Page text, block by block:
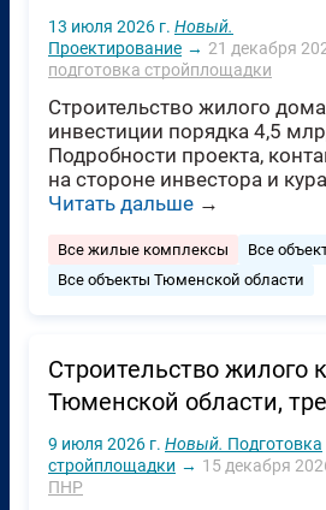
13 июля 2026 г. Новый.
Проектирование → 21 декабря
подготовка стройплощадки
Строительство жилого
инвестиции порядка 4,5
Подробности проекта,
на стороне инвестора и
Читать дальше →
Все жилые комплексы
Все
Все объекты Тюменской области
Строительство жилого
Тюменской области,
9 июля 2026 г. Новый. Подготовка
стройплощадки → 15 декабря
ПНР